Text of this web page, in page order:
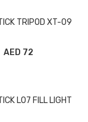
TRIPOD XT-09
72 AED
L07 FILL LIGHT